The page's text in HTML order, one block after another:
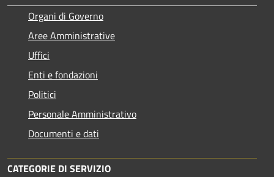
Organi di Governo
Aree Amministrative
Uffici
Enti e fondazioni
Politici
Personale Amministrativo
Documenti e dati
CATEGORIE DI SERVIZIO